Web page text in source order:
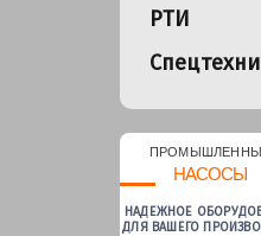
РТИ
НАСОСЫ
НАДЕЖНОЕ
ДЛЯ ВАШЕГО